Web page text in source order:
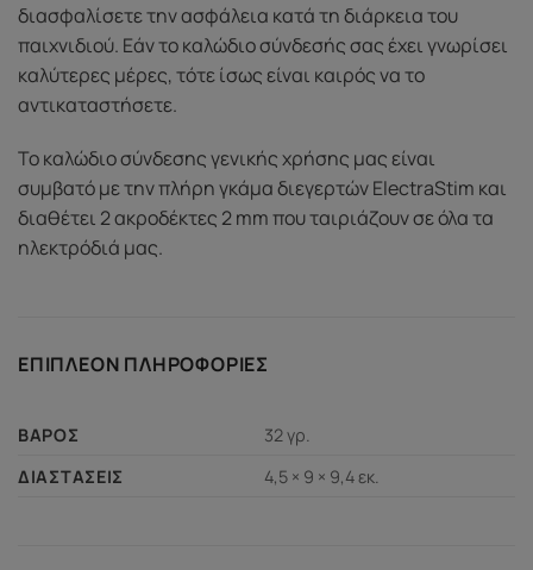
διασφαλίσετε την ασφάλεια κατά τη διάρκεια του
παιχνιδιού. Εάν το καλώδιο σύνδεσής σας έχει γνωρίσει
καλύτερες μέρες, τότε ίσως είναι καιρός να το
αντικαταστήσετε.
Το καλώδιο σύνδεσης γενικής χρήσης μας είναι
συμβατό με την πλήρη γκάμα διεγερτών ElectraStim και
διαθέτει 2 ακροδέκτες 2 mm που ταιριάζουν σε όλα τα
ηλεκτρόδιά μας.
ΕΠΙΠΛΈΟΝ ΠΛΗΡΟΦΟΡΊΕΣ
ΒΆΡΟΣ
32 γρ.
ΔΙΑΣΤΆΣΕΙΣ
4,5 × 9 × 9,4 εκ.